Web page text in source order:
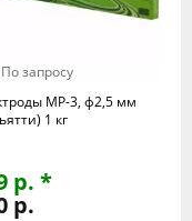
По запросу
МР-3, ф2,5 мм
1 кг
р. *
р.